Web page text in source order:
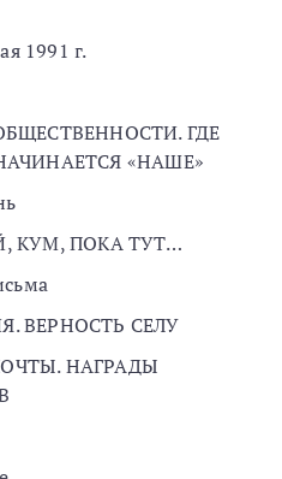
1991 г.
ГДЕ
«НАШЕ»
КУМ, ПОКА ТУТ…
ВЕРНОСТЬ СЕЛУ
НАГРАДЫ